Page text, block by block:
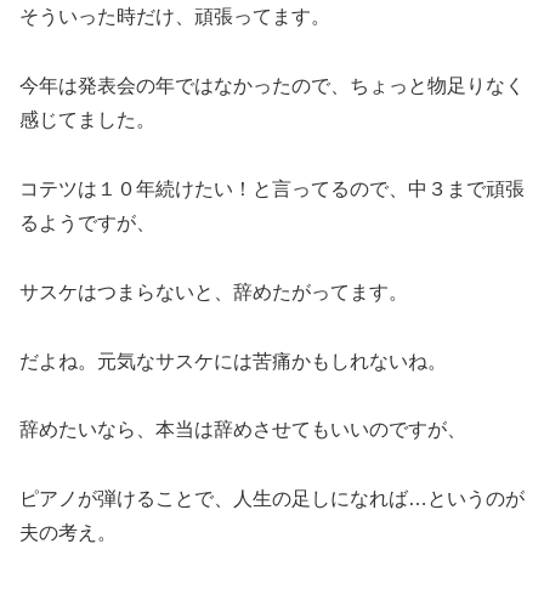
そういった時だけ、頑張ってます。
今年は発表会の年ではなかったので、ちょっと物足りなく
感じてました。
コテツは１０年続けたい！と言ってるので、中３まで頑張
るようですが、
サスケはつまらないと、辞めたがってます。
だよね。元気なサスケには苦痛かもしれないね。
辞めたいなら、本当は辞めさせてもいいのですが、
ピアノが弾けることで、人生の足しになれば…というのが
夫の考え。